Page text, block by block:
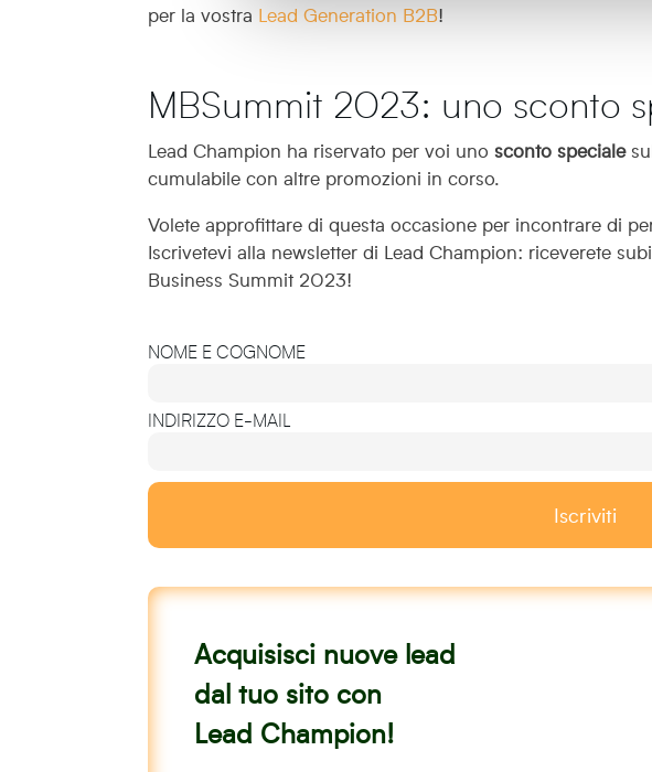
per la vostra Lead Generation B2B!
MBSummit 2023: uno sconto
Lead Champion ha riservato per voi unosconto speciale
cumulabile con altre promozioni in corso.
Volete approfittare di questa occasione per incontrare di
Iscrivetevi alla newsletter di Lead Champion: riceverete
Business Summit 2023!
NOME E COGNOME
INDIRIZZO E-MAIL
Iscriviti
Acquisisci nuove lead
dal tuo sito con
Lead Champion!